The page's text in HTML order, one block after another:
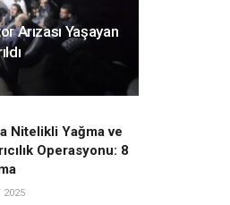
Arızası Yaşayan
Nitelikli Yağma ve
Operasyonu: 8
2025